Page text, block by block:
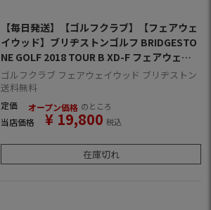
【毎日発送】【ゴルフクラブ】【フェアウェ
イウッド】ブリヂストンゴルフ BRIDGESTO
NE GOLF 2018 TOUR B XD-F フェアウェイ
ウッド [TourAD VR-6](日本正規品)
ゴルフクラブ フェアウェイウッド ブリヂストン
送料無料
定価 オープン価格 のところ
当店価格 ¥ 19,800 税込
在庫切れ